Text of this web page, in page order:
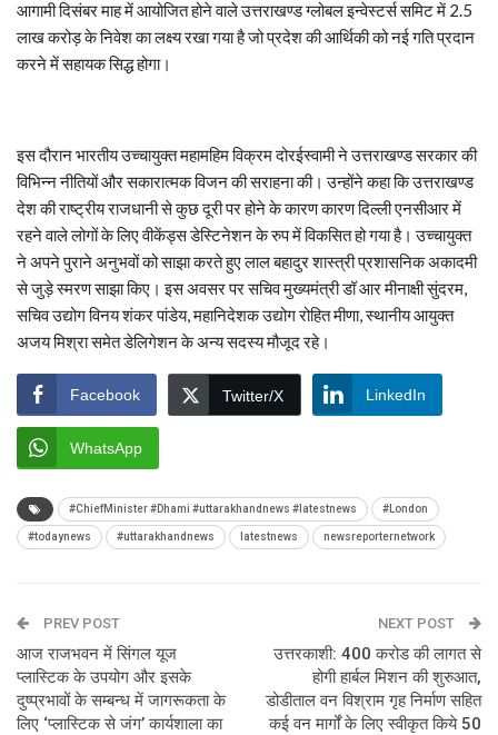
आगामी दिसंबर माह में आयोजित होने वाले उत्तराखण्ड ग्लोबल इन्वेस्टर्स समिट में 2.5
लाख करोड़ के निवेश का लक्ष्य रखा गया है जो प्रदेश की आर्थिकी को नई गति प्रदान
करने में सहायक सिद्ध होगा।
इस दौरान भारतीय उच्चायुक्त महामहिम विक्रम दोरईस्वामी ने उत्तराखण्ड सरकार की
विभिन्न नीतियों और सकारात्मक विजन की सराहना की। उन्होंने कहा कि उत्तराखण्ड
देश की राष्ट्रीय राजधानी से कुछ दूरी पर होने के कारण कारण दिल्ली एनसीआर में
रहने वाले लोगों के लिए वीकेंड्स डेस्टिनेशन के रुप में विकसित हो गया है। उच्चायुक्त
ने अपने पुराने अनुभवों को साझा करते हुए लाल बहादुर शास्त्री प्रशासनिक अकादमी
से जुड़े स्मरण साझा किए। इस अवसर पर सचिव मुख्यमंत्री डॉ आर मीनाक्षी सुंदरम,
सचिव उद्योग विनय शंकर पांडेय, महानिदेशक उद्योग रोहित मीणा, स्थानीय आयुक्त
अजय मिश्रा समेत डेलिगेशन के अन्य सदस्य मौजूद रहे।
Facebook Twitter/X LinkedIn
WhatsApp
#ChiefMinister #Dhami #uttarakhandnews #latestnews #London
#todaynews #uttarakhandnews latestnews newsreporternetwork
PREV POST
आज राजभवन में सिंगल यूज
प्लास्टिक के उपयोग और इसके
दुष्प्रभावों के सम्बन्ध में जागरूकता के
लिए ‘प्लास्टिक से जंग’ कार्यशाला का
NEXT POST
उत्तरकाशी: 400 करोड की लागत से
होगी हार्बल मिशन की शुरुआत,
डोडीताल वन विश्राम गृह निर्माण सहित
कई वन मार्गों के लिए स्वीकृत किये 50